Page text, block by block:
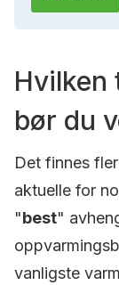
Hvilken
bør du
Det finnes
aktuelle for
"best"
vanligste